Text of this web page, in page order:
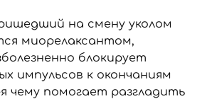
на смену уколом
миорелаксантом,
блокирует
импульсов к окончаниям
чему помогает разгладить